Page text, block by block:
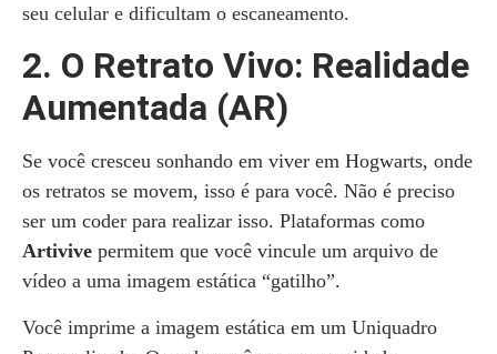
seu celular e dificultam o escaneamento.
2. O Retrato Vivo: Realidade
Aumentada (AR)
Se você cresceu sonhando em viver em Hogwarts, onde
os retratos se movem, isso é para você. Não é preciso
ser um coder para realizar isso. Plataformas como
Artivive permitem que você vincule um arquivo de
vídeo a uma imagem estática “gatilho”.
Você imprime a imagem estática em um Uniquadro